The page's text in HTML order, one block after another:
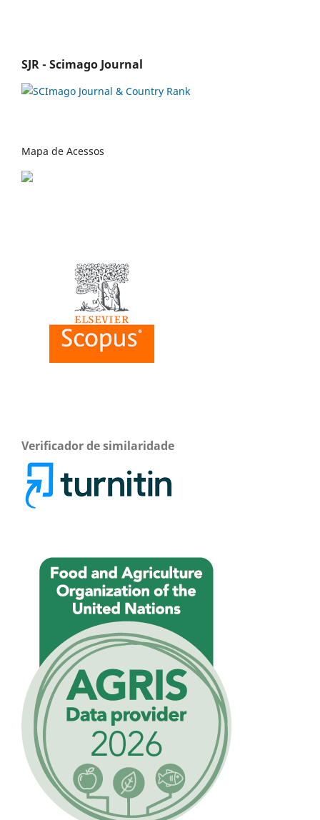
SJR - Scimago Journal
Mapa de Acessos
Verificador de similaridade